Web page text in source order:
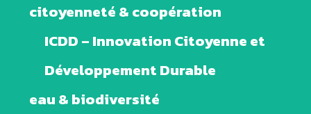
citoyenneté & coopération
ICDD – Innovation Citoyenne et
Développement Durable
eau & biodiversité